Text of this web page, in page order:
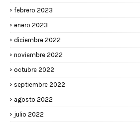
febrero 2023
enero 2023
diciembre 2022
noviembre 2022
octubre 2022
septiembre 2022
agosto 2022
julio 2022